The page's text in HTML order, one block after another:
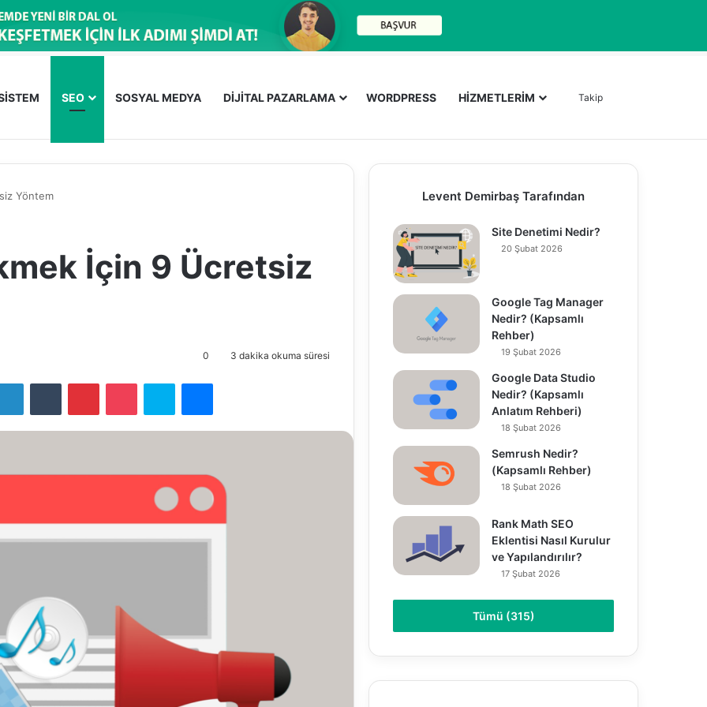
SEO SOSYAL MEDYA DİJİTAL PAZARLAMA WORDPRESS HİZMETLERİM Takip
Yöntem
İçin 9 Ücretsiz
0 3 dakika okuma süresi
LinkedIn Tumblr Pinterest Pocket Skype Messenger
Levent Demirbaş Tarafından
Site Denetimi Nedir?
20 Şubat 2026
Google Tag Manager
Nedir? (Kapsamlı
Rehber)
19 Şubat 2026
Google Data Studio
Nedir? (Kapsamlı
Anlatım Rehberi)
18 Şubat 2026
Semrush Nedir?
(Kapsamlı Rehber)
18 Şubat 2026
Rank Math SEO
Eklentisi Nasıl Kurulur
ve Yapılandırılır?
17 Şubat 2026
Tümü (315)